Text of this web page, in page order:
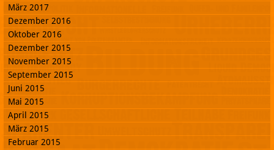
März 2017
Dezember 2016
Oktober 2016
Dezember 2015
November 2015
September 2015
Juni 2015
Mai 2015
April 2015
März 2015
Februar 2015